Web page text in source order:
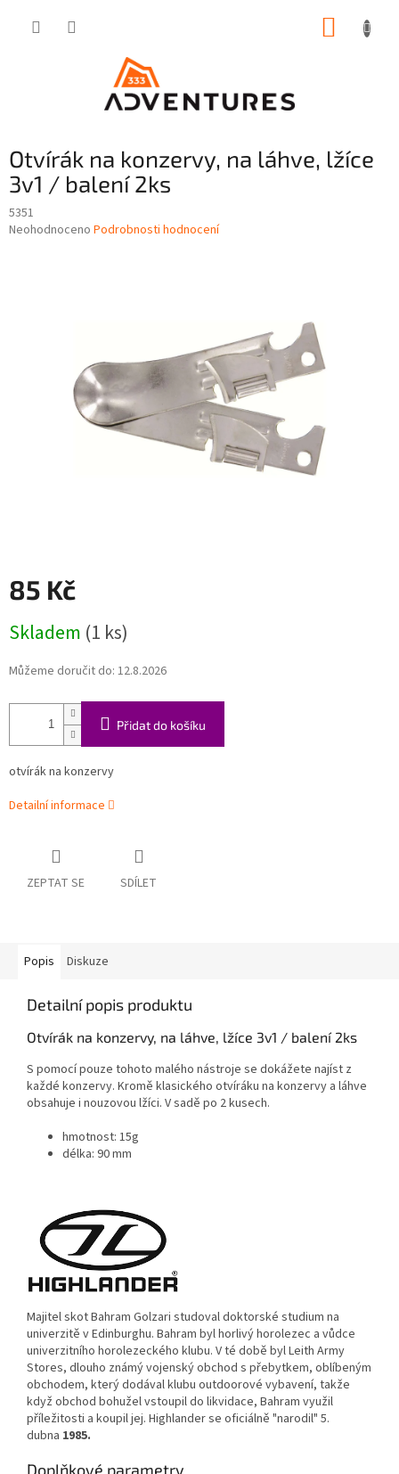
Otvírák na konzervy, na láhve, lžíce
3v1 / balení 2ks
5351
Průměrné
Neohodnoceno Podrobnosti hodnocení
85 Kč
cena:
Skladem (1 ks)
Můžeme doručit do: 12.8.2026
Přidat do košíku
otvírák na konzervy
Detailní informace
ZEPTAT SE SDÍLET
Popis Diskuze
Detailní popis produktu
Otvírák na konzervy, na láhve, lžíce 3v1 / balení 2ks
S pomocí pouze tohoto malého nástroje se dokážete najíst z
každé konzervy. Kromě klasického otvíráku na konzervy a láhve
obsahuje i nouzovou lžíci. V sadě po 2 kusech.
hmotnost: 15g
délka: 90 mm
Majitel skot Bahram Golzari studoval doktorské studium na
univerzitě v Edinburghu. Bahram byl horlivý horolezec a vůdce
univerzitního horolezeckého klubu. V té době byl Leith Army
Stores, dlouho známý vojenský obchod s přebytkem, oblíbeným
obchodem, který dodával klubu outdoorové vybavení, takže
když obchod bohužel vstoupil do likvidace, Bahram využil
příležitosti a koupil jej. Highlander se oficiálně "narodil" 5.
dubna 1985.
Doplňkové parametry